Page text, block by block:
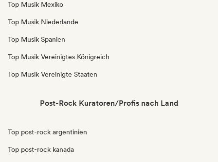
Top Musik Mexiko
Top Musik Niederlande
Top Musik Spanien
Top Musik Vereinigtes Königreich
Top Musik Vereinigte Staaten
Post-Rock Kuratoren/Profis nach Land
Top post-rock argentinien
Top post-rock kanada